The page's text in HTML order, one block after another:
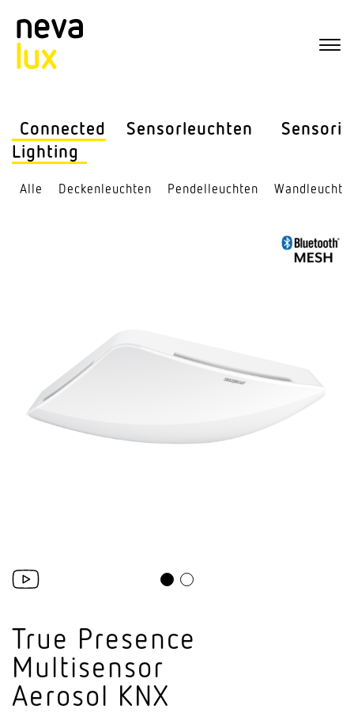
Connected
Lighting
Sensor­leuchten Sensorik
Alle Decken­leuchten Pendel­leuchten
True Presence
Multi­sensor
Aerosol KNX